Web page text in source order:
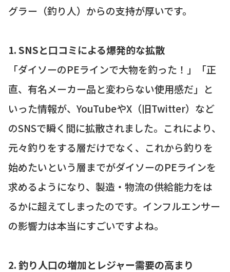
グラー（釣り人）からの支持が厚いです。
1. SNSと口コミによる爆発的な拡散
「ダイソーのPEラインで大物を釣った！」「正
直、有名メーカー品と変わらない使用感だ」と
いった情報が、YouTubeやX（旧Twitter）など
のSNSで瞬く間に拡散されました。これにより、
元々釣りをする層だけでなく、これから釣りを
始めたいという層までがダイソーのPEラインを
求めるようになり、製造・物流の供給能力をは
るかに超えてしまったのです。インフルエンサー
の影響力は本当にすごいですよね。
2. 釣り人口の増加とレジャー需要の高まり